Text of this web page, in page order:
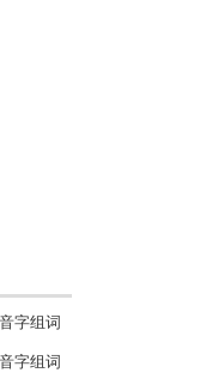
字组词
字组词